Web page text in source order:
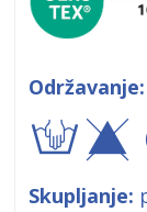
Održavanje:
Skupljanje: